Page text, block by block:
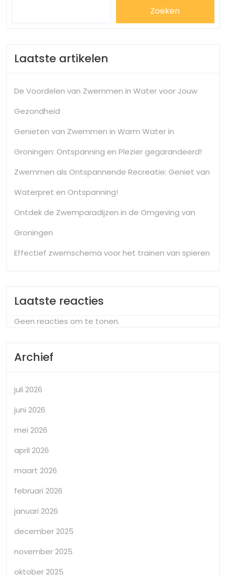
Zoeken
Laatste artikelen
De Voordelen van Zwemmen in Water voor Jouw
Gezondheid
Genieten van Zwemmen in Warm Water in
Groningen: Ontspanning en Plezier gegarandeerd!
Zwemmen als Ontspannende Recreatie: Geniet van
Waterpret en Ontspanning!
Ontdek de Zwemparadijzen in de Omgeving van
Groningen
Effectief zwemschema voor het trainen van spieren
Laatste reacties
Geen reacties om te tonen.
Archief
juli 2026
juni 2026
mei 2026
april 2026
maart 2026
februari 2026
januari 2026
december 2025
november 2025
oktober 2025